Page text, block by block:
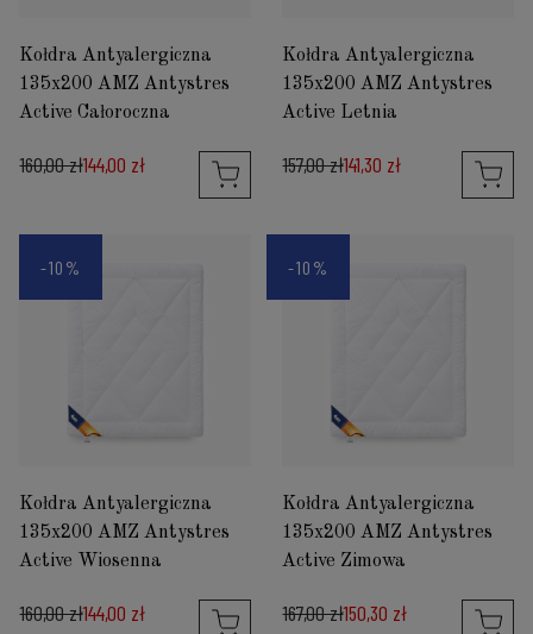
Kołdra Antyalergiczna
135x200 AMZ Antystres
Active Całoroczna
160,00 zł144,00 zł
Kołdra Antyalergiczna
135x200 AMZ Antystres
Active Letnia
157,00 zł141,30 zł
Kołdra Antyalergiczna
135x200 AMZ Antystres
Active Wiosenna
160,00 zł144,00 zł
-10%
Kołdra Antyalergiczna
135x200 AMZ Antystres
Active Zimowa
167,00 zł150,30 zł
-10%